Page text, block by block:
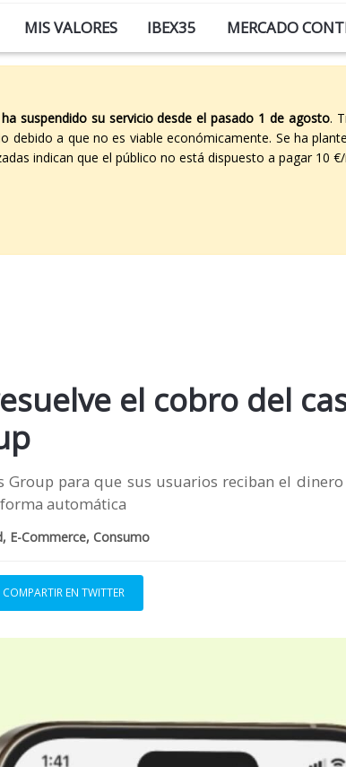
MIS VALORES IBEX35 MERCADO
suspendido su servicio desde el pasado 1 de agosto.
debido a que no es viable económicamente. Se ha
indican que el público no está dispuesto a pagar
el cobro del
Group para que sus usuarios reciban el
automática
E-Commerce, Consumo
COMPARTIR EN TWITTER